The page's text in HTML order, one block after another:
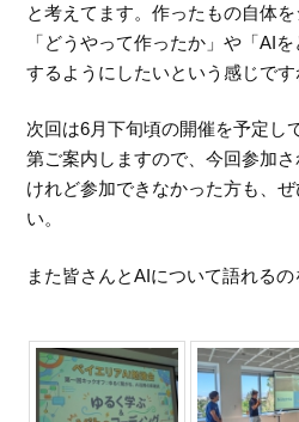
と考えてます。作ったもの自体
「どうやって作ったか」や「AI
するようにしたいという感じです
次回は6月下旬頃の開催を予定し
第ご案内しますので、今回参加
けれど参加できなかった方も、
い。
また皆さんとAIについて語れる